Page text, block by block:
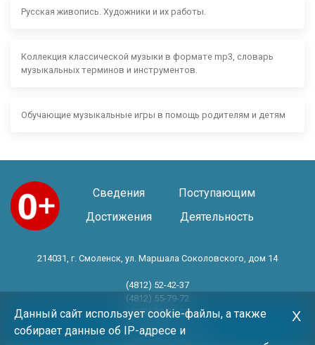
Русская живопись. Художники и их работы.
Коллекция классической музыки в формате mp3, словарь
музыкальных терминов и инструментов.
Обучающие музыкальные игры в помощь родителям и детям
Сведения
Поступающим
Достижения
Деятельность
214031, г. Смоленск, ул. Маршала Соколовского, дом 14
(4812) 52-42-37
(4812) 55-79-72
(4812) 30-06-11
Год основания 1983 год
Данный сайт использует cookie-файлы, а также
собирает данные об IP-адресе и
Х